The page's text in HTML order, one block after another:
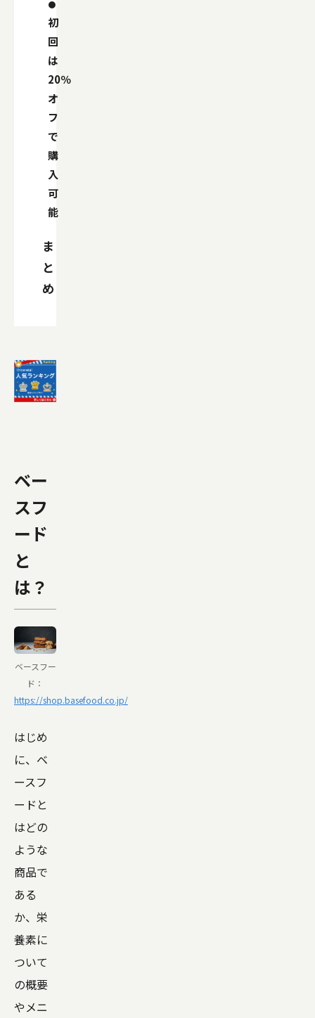
初
回
は
20％
オ
フ
で
購
入
可
能
ま
と
め
ベー
スフ
ード
と
は？
ベースフー
ド：
https://shop.basefood.co.jp/
はじめ
に、ベ
ースフ
ードと
はどの
ような
商品で
ある
か、栄
養素に
ついて
の概要
やメニ